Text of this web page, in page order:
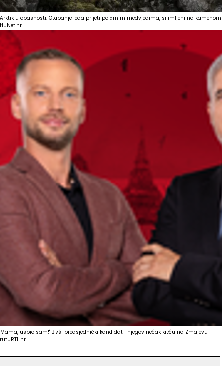
Arktik u opasnosti: Otapanje leda prijeti polarnim medvjedima, snimljeni na kamenom
tluNet.hr
'Mama, uspio sam!' Bivši predsjednički kandidat i njegov nećak kreću na Zmajevu
rutuRTL.hr